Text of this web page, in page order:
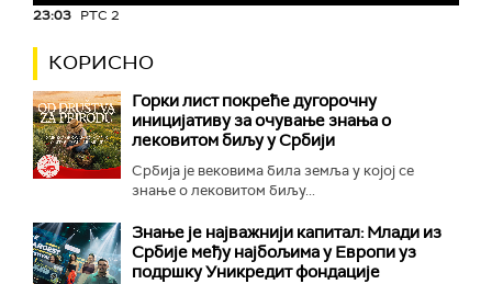
23:03 РТС 2
КОРИСНО
Горки лист покреће дугорочну
иницијативу за очување знања о
лековитом биљу у Србији
Србија је вековима била земља у којој се
знање о лековитом биљу...
Знање је најважнији капитал: Млади из
Србије међу најбољима у Европи уз
подршку Уникредит фондације